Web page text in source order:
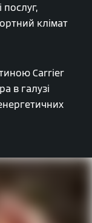
клімат
Carrier
в галузі